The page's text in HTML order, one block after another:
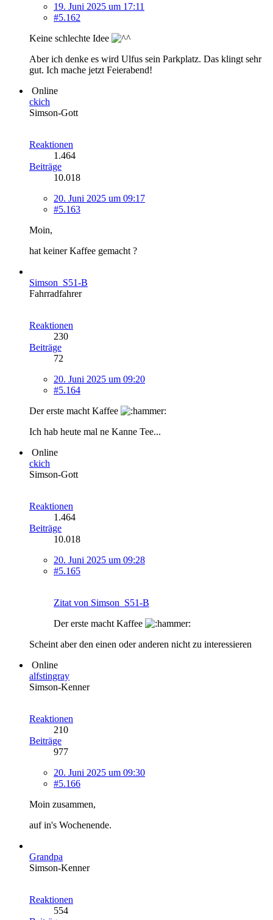
19. Juni 2025 um 17:11
#5.162
Keine schlechte Idee
Aber ich denke es wird Ulfus sein Parkplatz. Das klingt sehr
gut. Ich mache jetzt Feierabend!
Online
ckich
Simson-Gott
Reaktionen
1.464
Beiträge
10.018
20. Juni 2025 um 09:17
#5.163
Moin,
hat keiner Kaffee gemacht ?
Simson_S51-B
Fahrradfahrer
Reaktionen
230
Beiträge
72
20. Juni 2025 um 09:20
#5.164
Der erste macht Kaffee
Ich hab heute mal ne Kanne Tee...
Online
ckich
Simson-Gott
Reaktionen
1.464
Beiträge
10.018
20. Juni 2025 um 09:28
#5.165
Zitat von Simson_S51-B
Der erste macht Kaffee
Scheint aber den einen oder anderen nicht zu interessieren
Online
alfstingray
Simson-Kenner
Reaktionen
210
Beiträge
977
20. Juni 2025 um 09:30
#5.166
Moin zusammen,
auf in's Wochenende.
Grandpa
Simson-Kenner
Reaktionen
554